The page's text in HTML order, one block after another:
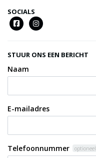
SOCIALS
STUUR ONS EEN BERICHT
Naam
E-mailadres
Telefoonnummer optioneel